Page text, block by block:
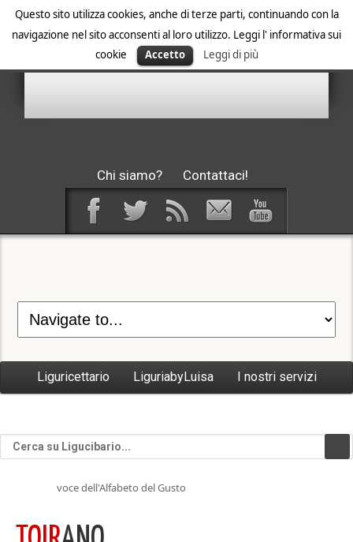
Questo sito utilizza cookies, anche di terze parti, continuando con la
navigazione nel sito acconsenti al loro utilizzo. Leggi l' informativa sui
cookie
Accetto Leggi di più
Chi siamo? Contattaci!
Liguricettario LiguriabyLuisa I nostri servizi
voce dell'Alfabeto del Gusto